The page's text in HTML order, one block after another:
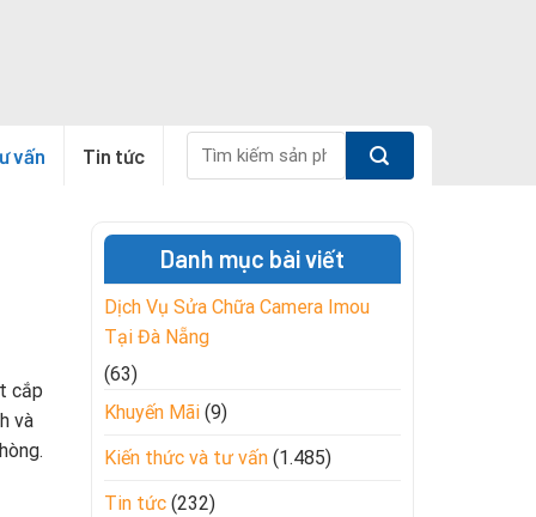
vấn Tin tức
kiếm:
cắp
và
Danh mục bài viết
Dịch Vụ Sửa Chữa Camera Imou
Tại Đà Nẵng
(63)
Khuyến Mãi (9)
Kiến thức và tư vấn (1.485)
Tin tức (232)